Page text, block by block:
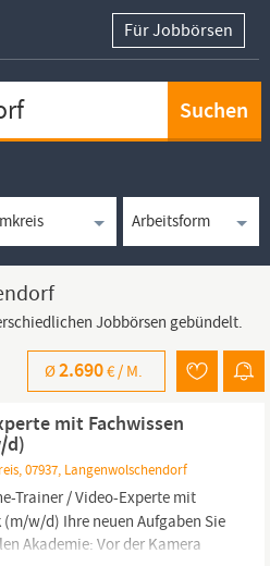
Für Jobbörsen
Jobbörsen gebündelt.
Ø2.690€ / M.
mit Fachwissen
d)
07937, Langenwolschendorf
Trainer / Video-Experte mit
w/d) Ihre neuen Aufgaben Sie
Akademie: Vor der Kamera